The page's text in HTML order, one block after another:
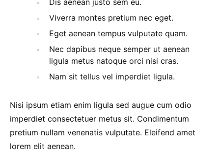
Dis aenean justo sem eu.
Viverra montes pretium nec eget.
Eget aenean tempus vulputate quam.
Nec dapibus neque semper ut aenean
ligula metus natoque orci nisi cras.
Nam sit tellus vel imperdiet ligula.
Nisi ipsum etiam enim ligula sed augue cum odio
imperdiet consectetuer metus sit. Condimentum
pretium nullam venenatis vulputate. Eleifend amet
lorem elit aenean.